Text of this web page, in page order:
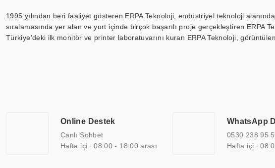
1995 yılından beri faaliyet gösteren ERPA Teknoloji, endüstriyel teknoloji
sıralamasında yer alan ve yurt içinde birçok başarılı proje gerçekleştiren ERPA
Türkiye'deki ilk monitör ve printer laboratuvarını kuran ERPA Teknoloji,
arasında yer almaktadır. ERPA Teknoloji, uluslararası standartlarda kalite
yılların getirdiği bilgi ve tecrübe ile birleştiren ERPA Teknoloji, özel çözümleri ile
Online Destek
Canlı Sohbet
Hafta içi : 08:00 - 18:00 arası
WhatsApp
0530 238 95
Hafta içi :